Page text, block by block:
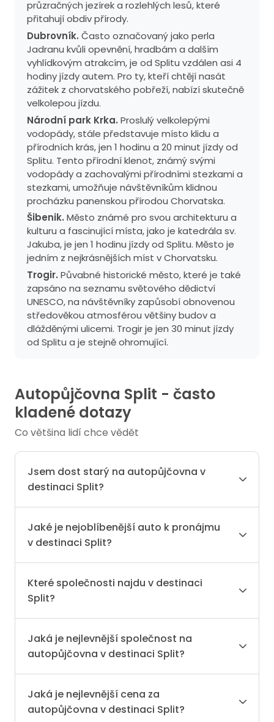
průzračných jezírek a rozlehlých lesů, které
přitahují obdiv přírody.
Dubrovník. Často označovaný jako perla
Jadranu kvůli opevnění, hradbám a dalším
vyhlídkovým atrakcím, je od Splitu vzdálen asi 4
hodiny jízdy autem. Pro ty, kteří chtějí nasát
zážitek z chorvatského pobřeží, nabízí skutečně
velkolepou jízdu.
Národní park Krka. Proslulý velkolepými
vodopády, stále představuje místo klidu a
přírodních krás, jen 1 hodinu a 20 minut jízdy od
Splitu. Tento přírodní klenot, známý svými
vodopády a zachovalými přírodními stezkami a
stezkami, umožňuje návštěvníkům klidnou
procházku panenskou přírodou Chorvatska.
Šibenik. Město známé pro svou architekturu a
kulturu a fascinující místa, jako je katedrála sv.
Jakuba, je jen 1 hodinu jízdy od Splitu. Město je
jedním z nejkrásnějších míst v Chorvatsku.
Trogir. Půvabné historické město, které je také
zapsáno na seznamu světového dědictví
UNESCO, na návštěvníky zapůsobí obnovenou
středověkou atmosférou většiny budov a
dlážděnými ulicemi. Trogir je jen 30 minut jízdy
od Splitu a je stejně ohromující.
Autopůjčovna Split - často
kladené dotazy
Co většina lidí chce vědět
Jsem dost starý na autopůjčovna v
destinaci Split?
Jaké je nejoblíbenější auto k pronájmu
v destinaci Split?
Které společnosti najdu v destinaci
Split?
Jaká je nejlevnější společnost na
autopůjčovna v destinaci Split?
Jaká je nejlevnější cena za
autopůjčovna v destinaci Split?